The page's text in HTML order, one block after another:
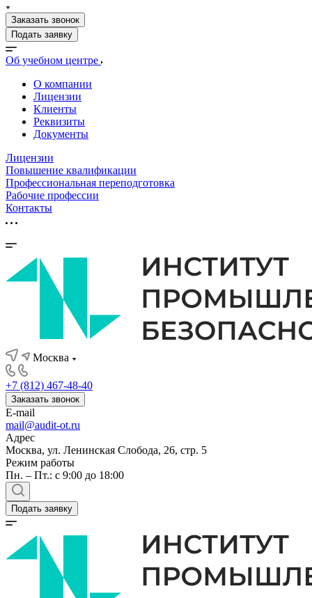
Заказать звонок
Подать заявку
Об учебном центре
О компании
Лицензии
Клиенты
Реквизиты
Документы
Лицензии
Повышение квалификации
Профессиональная переподготовка
Рабочие профессии
Контакты
Москва
+7 (812) 467-48-40
Заказать звонок
E-mail
mail@audit-ot.ru
Адрес
Москва, ул. Ленинская Слобода, 26, стр. 5
Режим работы
Пн. – Пт.: с 9:00 до 18:00
Подать заявку